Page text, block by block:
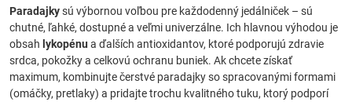
Paradajkysú výbornou voľbou pre každodenný jedálniček – sú
chutné, ľahké, dostupné a veľmi univerzálne. Ich hlavnou výhodou je
obsah lykopénu a ďalších antioxidantov, ktoré podporujú zdravie
srdca, pokožky a celkovú ochranu buniek. Ak chcete získať
maximum, kombinujte čerstvé paradajky so spracovanými formami
(omáčky, pretlaky) a pridajte trochu kvalitného tuku, ktorý podporí